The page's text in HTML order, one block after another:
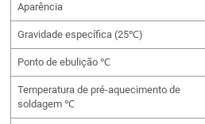
Aparência
Gravidade específica (25℃)
Ponto de ebulição ℃
Temperatura de pré-aquecimento de
soldagem ℃